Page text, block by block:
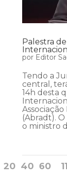
Palestra
por Editor
Tendo a
central,
14h desta
(Abradt).
o ministro
20 40 60